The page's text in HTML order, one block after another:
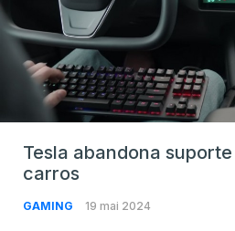
Tesla abandona
carros
GAMING 19 mai 2024